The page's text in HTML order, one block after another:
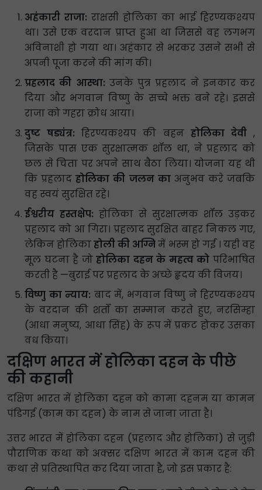
अहंकारी राजा: राक्षसी होलिका का भाई हिरण्यकश्यप
था। उसे एक वरदान प्राप्त हुआ था जिससे वह लगभग
अविनाशी हो गया था। अहंकार से भरकर उसने सभी से
अपनी पूजा करने की मांग की।
प्रहलाद की आस्था: उनके पुत्र प्रहलाद ने इनकार कर
दिया और भगवान विष्णु के सच्चे भक्त बने रहे। इससे
राजा को गहरा क्रोध आया।
दुष्ट षड्यंत्र: हिरण्यकश्यप की बहन होलिका देवी,
जिसके पास एक सुरक्षात्मक शॉल था, ने प्रहलाद को
छल से चिता पर अपने साथ बैठा लिया। योजना यह थी
कि प्रहलादहोलिका की जलन काअनुभव करे जबकि
वह स्वयं सुरक्षित रहे।
ईश्वरीय हस्तक्षेप: होलिका से सुरक्षात्मक शॉल उड़कर
प्रहलाद को आ गिरा। प्रहलाद सुरक्षित बाहर निकल गए,
लेकिन होलिकाहोली की अग्निमें भस्म हो गईं । यही वह
मूल घटना है जोहोलिका दहन के महत्व को परिभाषित
करती है —बुराई पर प्रहलाद के अच्छे हृदय की विजय।
विष्णु का न्याय: बाद में, भगवान विष्णु ने हिरण्यकश्यप
के वरदान की शर्तों का सम्मान करते हुए, नरसिम्हा
(आधा मनुष्य, आधा सिंह) के रूप में प्रकट होकर उसका
वध किया।
दक्षिण भारत में होलिका दहन के पीछे
की कहानी
दक्षिण भारत में होलिका दहन को कामा दहनम या कामन
पंडिगई (काम का दहन) के नाम से जाना जाता है।
उत्तर भारत में होलिका दहन (प्रहलाद और होलिका) से जुड़ी
पौराणिक कथा को अक्सर दक्षिण भारत में काम दहन की
कथा से प्रतिस्थापित कर दिया जाता है, जो इस प्रकार है: